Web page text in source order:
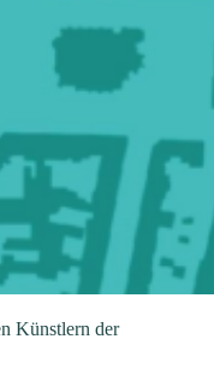
Künstlern der